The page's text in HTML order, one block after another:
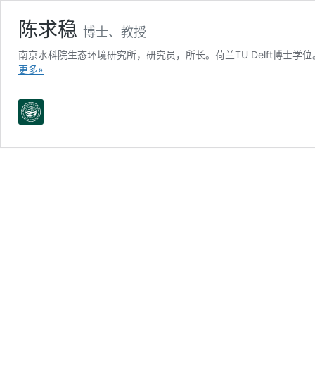
陈求稳 博士、教授
南京水科院生态环境研究所，研究员，所长。荷兰TU Delft博士学
更多»